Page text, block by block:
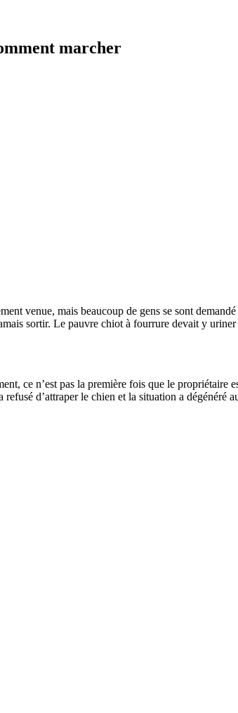
marcher
venue, mais beaucoup de gens se sont
sortir. Le pauvre chiot à fourrure devait y
ce n’est pas la première fois que le propriétaire
d’attraper le chien et la situation a dégénéré